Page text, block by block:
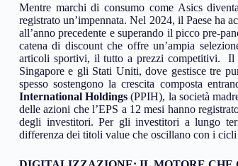
Mentre marchi di consumo come Asics
registrato un’impennata. Nel 2024, il Paese ha
all’anno precedente e superando il picco pre-
catena di discount che offre un’ampia
articoli sportivi, il tutto a prezzi competitivi. Il
Singapore e gli Stati Uniti, dove gestisce tre
spesso sostengono la crescita composta
International Holdings(PPIH), la società
delle azioni che l’EPS a 12 mesi hanno
degli investitori. Per gli investitori a lungo
differenza dei titoli value che oscillano con i